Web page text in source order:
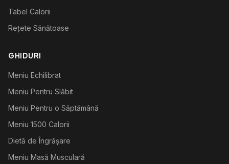
Tabel Calorii
Rețete Sănătoase
GHIDURI
Meniu Echilibrat
Meniu Pentru Slăbit
Meniu Pentru o Săptămână
Meniu 1500 Calorii
Dietă de Îngrășare
Meniu Masă Musculară